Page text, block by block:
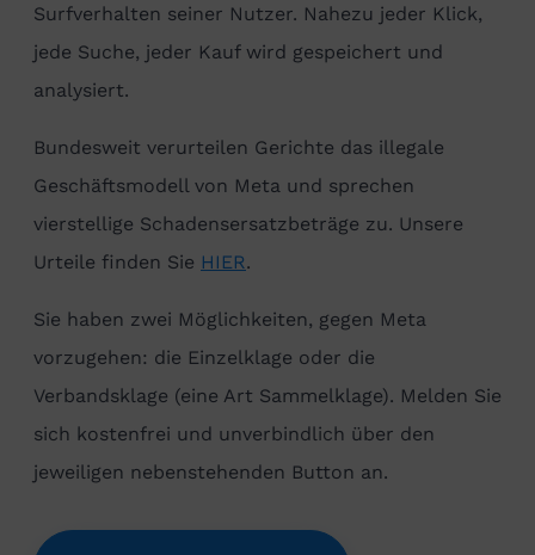
Surfverhalten seiner Nutzer. Nahezu jeder Klick,
jede Suche, jeder Kauf wird gespeichert und
analysiert.
Bundesweit verurteilen Gerichte das illegale
Geschäftsmodell von Meta und sprechen
vierstellige Schadensersatzbeträge zu. Unsere
Urteile finden Sie HIER.
Sie haben zwei Möglichkeiten, gegen Meta
vorzugehen: die Einzelklage oder die
Verbandsklage (eine Art Sammelklage). Melden Sie
sich kostenfrei und unverbindlich über den
jeweiligen nebenstehenden Button an.